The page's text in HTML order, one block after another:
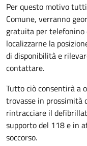
Per questo motivo
Comune, verranno
gratuita per telefonino
localizzarne la
di disponibilità e
contattare.
Tutto ciò consentirà a
trovasse in prossimità
rintracciare il
supporto del 118 e in
soccorso.